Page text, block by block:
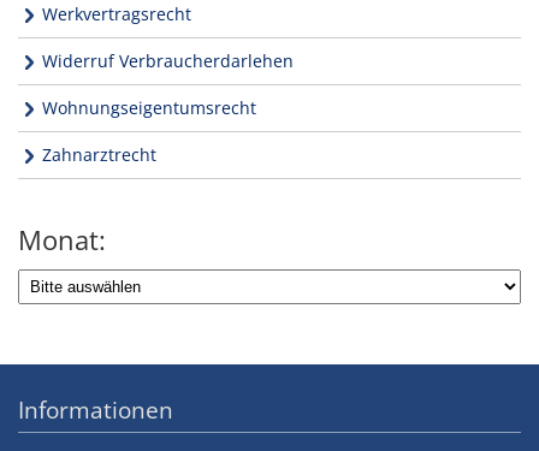
Werkvertragsrecht
Widerruf Verbraucherdarlehen
Wohnungseigentumsrecht
Zahnarztrecht
Monat:
Informationen